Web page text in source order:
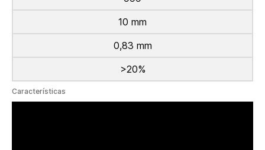
10 mm
0,83 mm
>20%
Características